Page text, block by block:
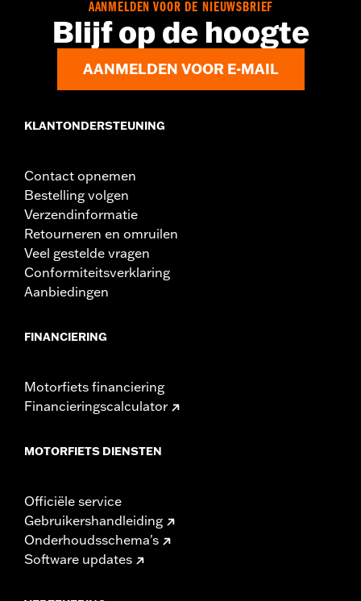
AANMELDEN VOOR DE NIEUWSBRIEF
Blijf op de hoogte
AANMELDEN VOOR E-MAIL
KLANTONDERSTEUNING
Contact opnemen
Bestelling volgen
Verzendinformatie
Retourneren en omruilen
Veel gestelde vragen
Conformiteitsverklaring
Aanbiedingen
FINANCIERING
Motorfiets financiering
Financieringscalculator
MOTORFIETS DIENSTEN
Officiële service
Gebruikershandleiding
Onderhoudsschema's
Software updates